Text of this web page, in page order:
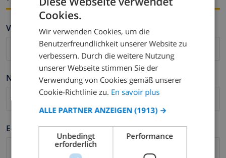
Vorname *
Nachname *
E-mail *
DUTCH
SPANISH
GERMAN
DANISH
NORWEGIAN
Cookies.
Wir verwenden Cookies, um die
Benutzerfreundlichkeit unserer Website zu
verbessern. Durch die weitere Nutzung
unserer Webseite stimmen Sie der
Verwendung von Cookies gemäß unserer
Cookie-Richtlinie zu. En savoir plus
ALLE PARTNER ANZEIGEN (1913) →
Unbedingt
erforderlich
Performance